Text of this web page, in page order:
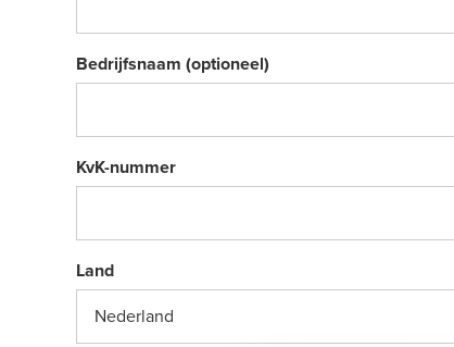
Bedrijfsnaam (optioneel)
KvK-nummer
Land